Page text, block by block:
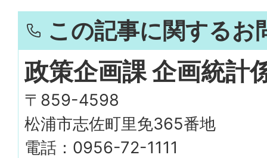
この記事に関するお
政策企画課 企画統計
〒859-4598
松浦市志佐町里免365番地
電話：0956-72-1111